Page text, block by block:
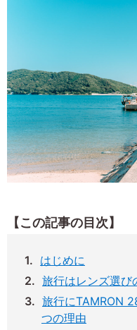
【この記事の目次】
はじめに
旅行はレンズ選び
旅行にTAMRON
つの理由